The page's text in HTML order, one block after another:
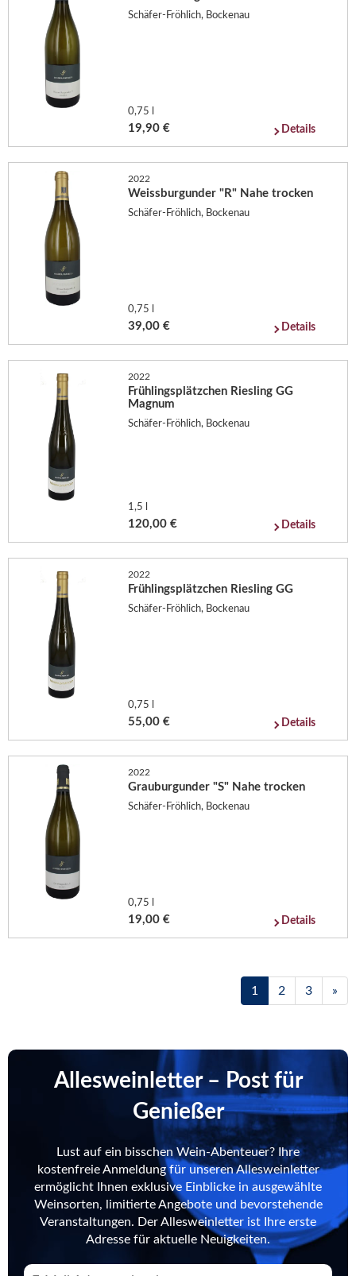
Schäfer-Fröhlich, Bockenau
0,75 l
19,90 € Details
2022
Weissburgunder "R" Nahe trocken
Schäfer-Fröhlich, Bockenau
0,75 l
39,00 € Details
2022
Frühlingsplätzchen Riesling GG
Magnum
Schäfer-Fröhlich, Bockenau
1,5 l
120,00 € Details
2022
Frühlingsplätzchen Riesling GG
Schäfer-Fröhlich, Bockenau
0,75 l
55,00 € Details
2022
Grauburgunder "S" Nahe trocken
Schäfer-Fröhlich, Bockenau
0,75 l
19,00 € Details
1 2 3 »
Allesweinletter – Post für
Genießer
Lust auf ein bisschen Wein-Abenteuer? Ihre
kostenfreie Anmeldung für unseren Allesweinletter
ermöglicht Ihnen exklusive Einblicke in ausgewählte
Weinsorten, limitierte Angebote und bevorstehende
Veranstaltungen. Der Allesweinletter ist Ihre erste
Adresse für aktuelle Neuigkeiten.